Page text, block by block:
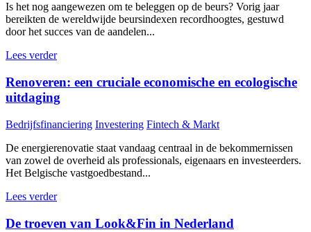
Is het nog aangewezen om te beleggen op de beurs? Vorig jaar
bereikten de wereldwijde beursindexen recordhoogtes, gestuwd
door het succes van de aandelen...
Lees verder
Renoveren: een cruciale economische en ecologische
uitdaging
Bedrijfsfinanciering Investering Fintech & Markt
De energierenovatie staat vandaag centraal in de bekommernissen
van zowel de overheid als professionals, eigenaars en investeerders.
Het Belgische vastgoedbestand...
Lees verder
De troeven van Look&Fin in Nederland